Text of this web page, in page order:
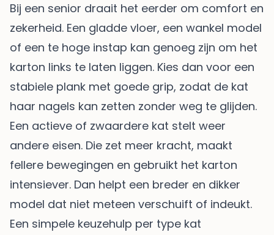
Bij een senior draait het eerder om comfort en
zekerheid. Een gladde vloer, een wankel model
of een te hoge instap kan genoeg zijn om het
karton links te laten liggen. Kies dan voor een
stabiele plank met goede grip, zodat de kat
haar nagels kan zetten zonder weg te glijden.
Een actieve of zwaardere kat stelt weer
andere eisen. Die zet meer kracht, maakt
fellere bewegingen en gebruikt het karton
intensiever. Dan helpt een breder en dikker
model dat niet meteen verschuift of indeukt.
Een simpele keuzehulp per type kat